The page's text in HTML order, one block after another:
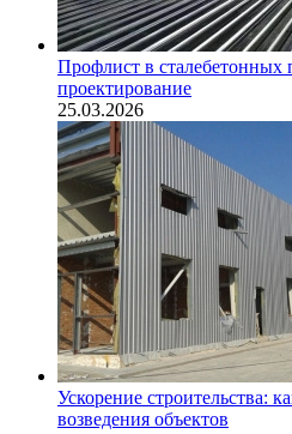
Профлист в сталебетонных
проектирование
25.03.2026
Ускорение строительства:
возведения объектов